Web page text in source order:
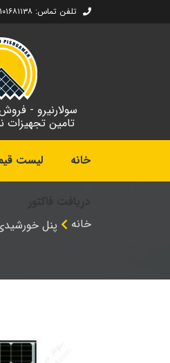
تلفن تماس: ۰۹۱۰۱۶۸۱۱۳۸ - ۰۲۱۸۸۴۵۸۶۱۹ - ۰۲۱۸۶۱۲۵۹۱۵
سولارنیرو -
تامین تجهیزات
خانه لیست
خانه
پنل